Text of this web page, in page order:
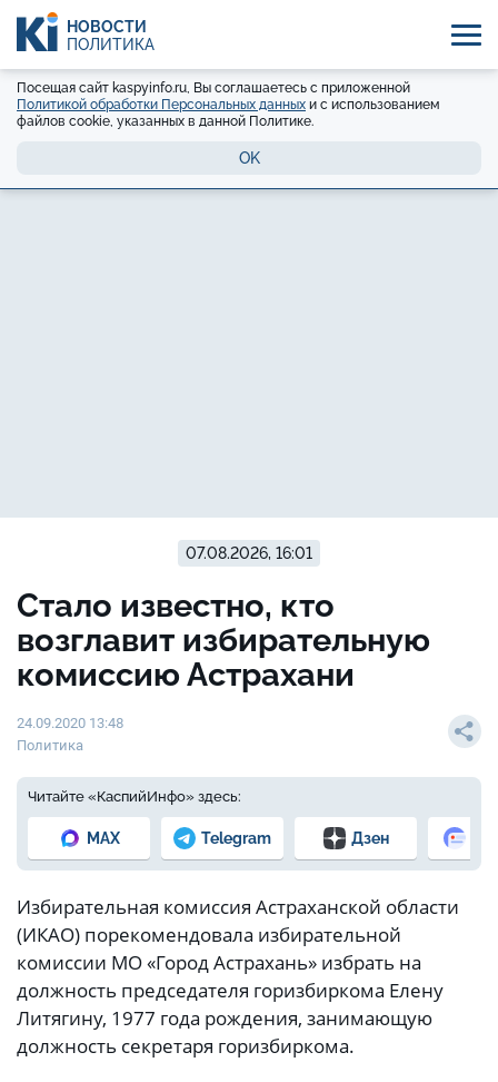
НОВОСТИ
ПОЛИТИКА
Посещая сайт kaspyinfo.ru, Вы соглашаетесь с приложенной
Политикой обработки Персональных данных и с использованием
файлов cookie, указанных в данной Политике.
OK
07.08.2026, 16:01
Стало известно, кто
возглавит избирательную
комиссию Астрахани
24.09.2020 13:48
Политика
Читайте «КаспийИнфо» здесь:
MAX Telegram Дзен
Избирательная комиссия Астраханской области
(ИКАО) порекомендовала избирательной
комиссии МО «Город Астрахань» избрать на
должность председателя горизбиркома Елену
Литягину, 1977 года рождения, занимающую
должность секретаря горизбиркома.